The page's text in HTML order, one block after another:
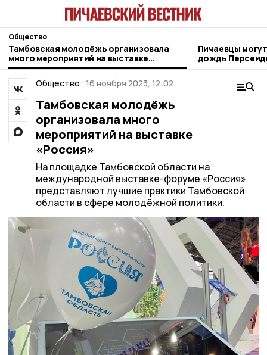
Общество
Тамбовская молодёжь организовала
много мероприятий на выставке
«Россия»
Пичаевцы
дождь
Общество 16 ноября 2023, 12:02
Тамбовская молодёжь
организовала много
мероприятий на выставке
«Россия»
На площадке Тамбовской области на
международной выставке-форуме «Россия»
представляют лучшие практики Тамбовской
области в сфере молодёжной политики.